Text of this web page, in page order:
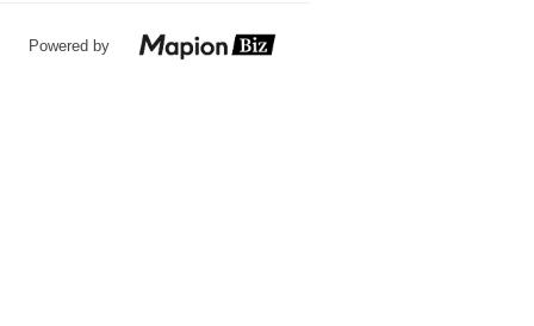
Powered by